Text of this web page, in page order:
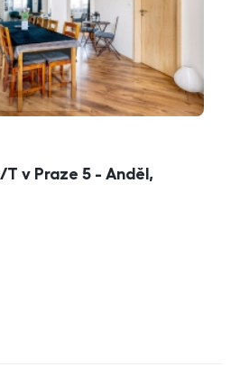
v Praze 5 - Anděl,